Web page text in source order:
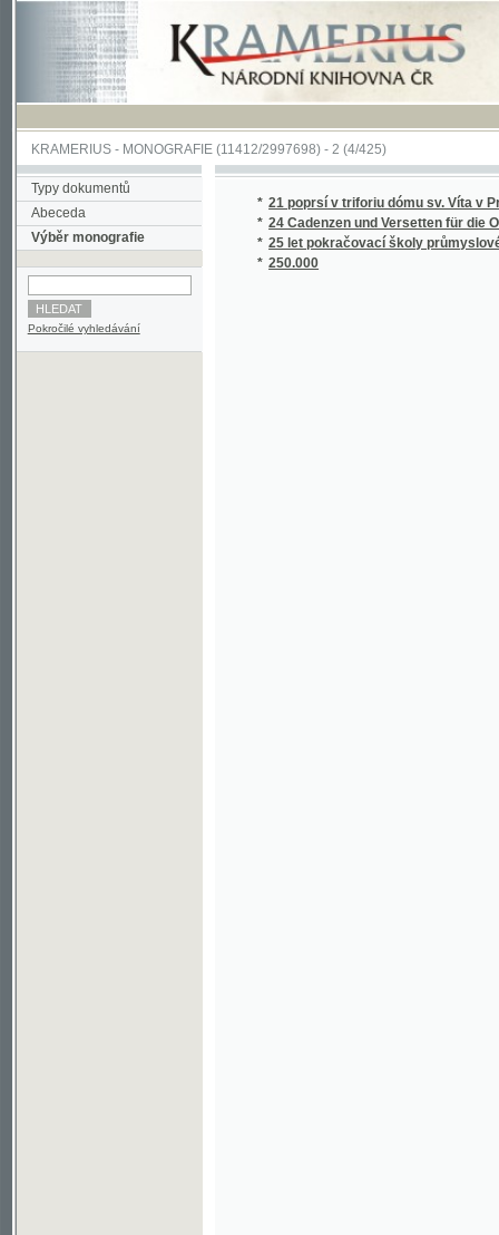
KRAMERIUS-MONOGRAFIE(11412/2997698) -2 (4/425)
Typy dokumentů
Abeceda
Výběr monografie
Pokročilé vyhledávání
24 Cadenzen und Versetten für die Orgel
25 let pokračovací školy průmyslové a 20
250.000